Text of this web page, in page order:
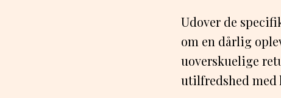
Udover de
om en dårlig
uoverskuelige
utilfredshed med